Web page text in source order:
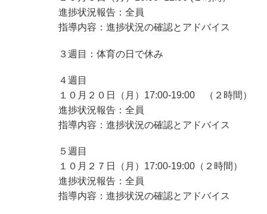
進捗状況報告：全員
指導内容：進捗状況の確認とアドバイス
３週目：体育の日で休み
４週目
１０月２０日（月）17:00-19:00 （２時間）
進捗状況報告：全員
指導内容：進捗状況の確認とアドバイス
５週目
１０月２７日（月）17:00-19:00（２時間）
進捗状況報告：全員
指導内容：進捗状況の確認とアドバイス